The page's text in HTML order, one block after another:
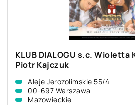
KLUB DIALOGU s.c. Wioletta
Piotr Kajczuk
Aleje Jerozolimskie 55/4
00-697 Warszawa
Mazowieckie